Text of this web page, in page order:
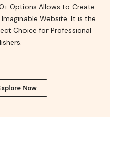
Options Allows to Create
Imaginable Website. It is the
Choice for Professional
Now